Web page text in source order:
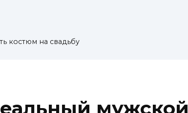
костюм на свадьбу
мужской